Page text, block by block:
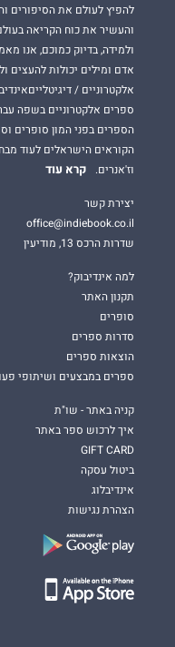
להפיץ לעולם את הסיפורים
והעשיר את כוח הקריאה
ולמידה, בדיוק כמוכם, אנו
אדם ומילים יכולות להעצים
אלקטרוניים /
ספרים אלקטרוניים בשפה
הספרים בפני המון סופרים
הקוראים הישראלים לעוד
וז'אנרים.
קרא עוד
יצירת קשר
office@indiebook.co.il
שדרות הרכס 13, מודיעין
למה אינדיבוק?
תקנון האתר
סופרים
סדרות ספרים
הוצאות ספרים
ספרים במבצעים ושיתופי
קניה באתר - שו"ת
איך לרכוש ספר באתר
GIFT CARD
ביטול עסקה
אינדיבלוג
הצהרת נגישות